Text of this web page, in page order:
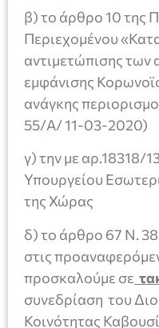
β) το άρθρο 10 της
Περιεχομένου
αντιμετώπισης των
εμφάνισης
ανάγκης
55/Α/ 11-03-2020)
γ) την με αρ.18318/
Υπουργείου
της Χώρας
δ) το άρθρο 67 Ν.
στις
προσκαλούμε σε
συνεδρίαση του
Κοινότητας